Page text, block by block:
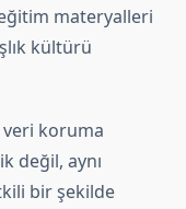
materyalleri
kültürü
veri koruma
değil, aynı
bir şekilde